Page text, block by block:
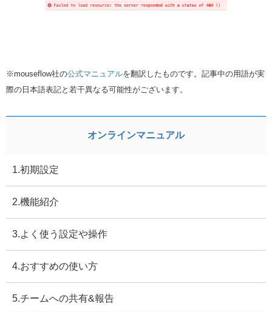
※mouseflow社の公式マニュアルを翻訳したものです。記事中の用語が実
際の日本語表記と若干異なる可能性がございます。
オンラインマニュアル
1.初期設定
2.機能紹介
3.よく使う設定や操作
4.おすすめの使い方
5.チームへの共有&報告